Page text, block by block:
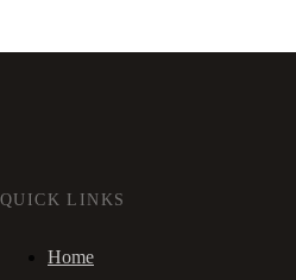
QUICK LINKS
Home